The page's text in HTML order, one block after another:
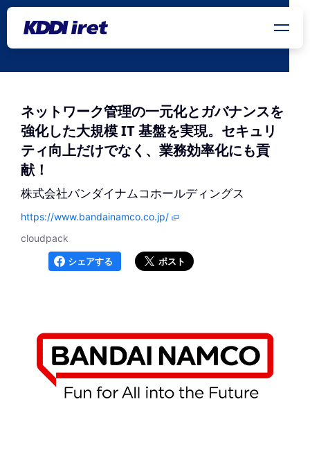
メインコンテンツにスキップ
ネットワーク管理の一元化とガバナンスを
強化した大規模 IT 基盤を実現。セキュリ
ティ向上だけでなく、業務効率化にも貢
献！
株式会社バンダイナムコホールディングス
https://www.bandainamco.co.jp/
cloudpack
シェアする ポスト